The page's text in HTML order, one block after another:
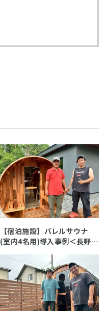
【宿泊施設】バレルサウナ
(室内4名用)導入事例＜長野県